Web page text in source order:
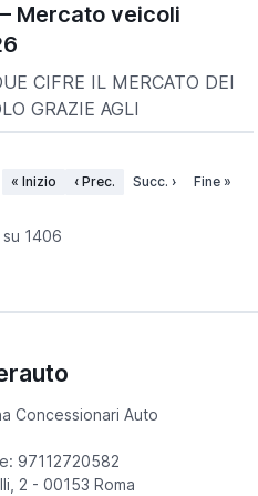
Mercato veicoli
CIFRE IL MERCATO DEI
GRAZIE AGLI
su 1406
« Inizio ‹ Prec. Succ. › Fine »
Concessionari Auto
97112720582
2 - 00153 Roma